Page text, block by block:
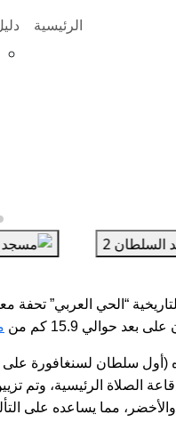
الرئيسية
“الحي العربي” تحفة
حوالي 15.9 كم من
حسين شاه (أول سلطان
الصلاة الرئيسية، وتم
والأخضر، مما يساعده على